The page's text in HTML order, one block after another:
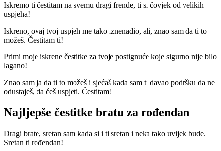
Iskremo ti čestitam na svemu dragi frende, ti si čovjek od velikih
uspjeha!
Iskreno, ovaj tvoj uspjeh me tako iznenadio, ali, znao sam da ti to
možeš. Čestitam ti!
Primi moje iskrene čestitke za tvoje postignuće koje sigurno nije bilo
lagano!
Znao sam ja da ti to možeš i sjećaš kada sam ti davao podršku da ne
odustaješ, da ćeš uspjeti. Čestitam!
Najljepše čestitke bratu za rođendan
Dragi brate, sretan sam kada si i ti sretan i neka tako uvijek bude.
Sretan ti rođendan!